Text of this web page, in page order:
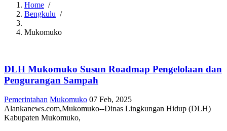
Breadcrumb
Home /
Bengkulu /
Mukomuko
DLH Mukomuko Susun Roadmap Pengelolaan dan
Pengurangan Sampah
Pemerintahan Mukomuko 07 Feb, 2025
Alankanews.com,Mukomuko--Dinas Lingkungan Hidup (DLH)
Kabupaten Mukomuko,